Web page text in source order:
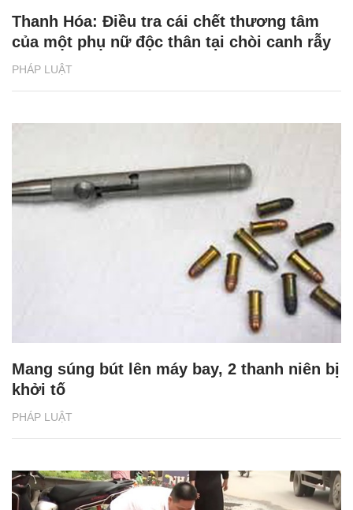
PHÁP LUẬT
Thanh Hóa: Điều tra cái chết thương tâm
của một phụ nữ độc thân tại chòi canh rẫy
PHÁP LUẬT
Mang súng bút lên máy bay, 2 thanh niên bị
khởi tố